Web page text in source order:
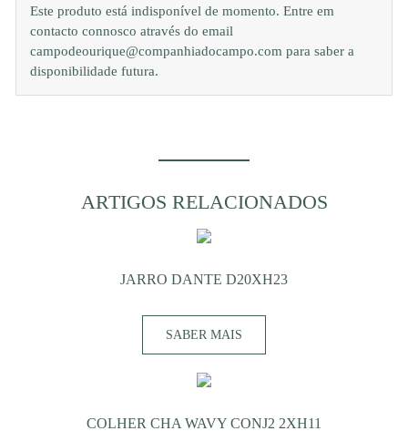
Este produto está indisponível de momento. Entre em
contacto connosco através do email
campodeourique@companhiadocampo.com para saber a
disponibilidade futura.
ARTIGOS RELACIONADOS
JARRO DANTE D20XH23
SABER MAIS
COLHER CHA WAVY CONJ2 2XH11